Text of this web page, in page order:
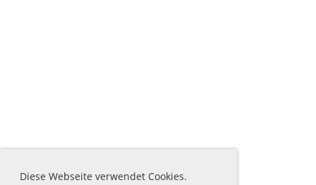
Diese Webseite verwendet Cookies.